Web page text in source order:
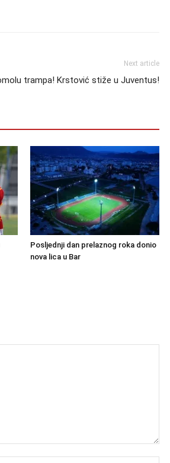
Next article
trampa! Krstović stiže u Juventus!
Posljednji dan prelaznog roka donio
nova lica u Bar